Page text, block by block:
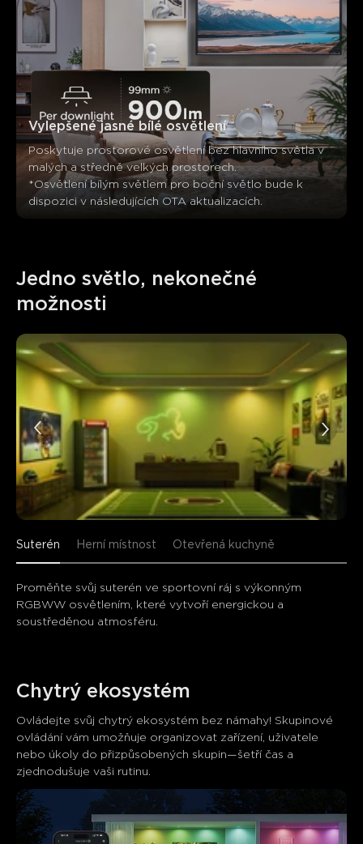
Vylepšené jasné bílé osvětlení
Poskytuje prostorové osvětlení bez hlavního světla v
malých a středně velkých prostorech.
*Osvětlení bílým světlem pro boční světlo bude k
dispozici v následujících OTA aktualizacích.
Jedno světlo, nekonečné
možnosti
Suterén Herní místnost Otevřená kuchyně
Proměňte svůj suterén ve sportovní ráj s výkonným
RGBWW osvětlením, které vytvoří energickou a
soustředěnou atmosféru.
Chytrý ekosystém
Ovládejte svůj chytrý ekosystém bez námahy! Skupinové
ovládání vám umožňuje organizovat zařízení, uživatele
nebo úkoly do přizpůsobených skupin—šetří čas a
zjednodušuje vaši rutinu.